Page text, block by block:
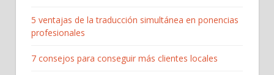
5 ventajas de la traducción simultánea en ponencias
profesionales
7 consejos para conseguir más clientes locales